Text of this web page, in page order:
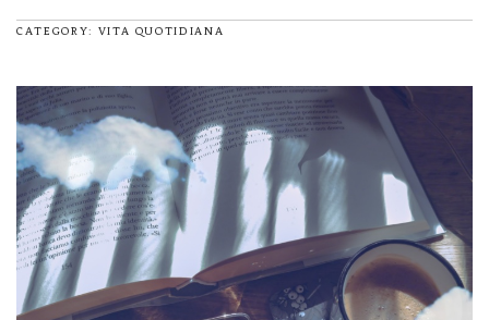
CATEGORY: VITA QUOTIDIANA